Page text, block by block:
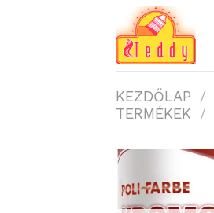
KEZDŐLAP /
TERMÉKEK
/